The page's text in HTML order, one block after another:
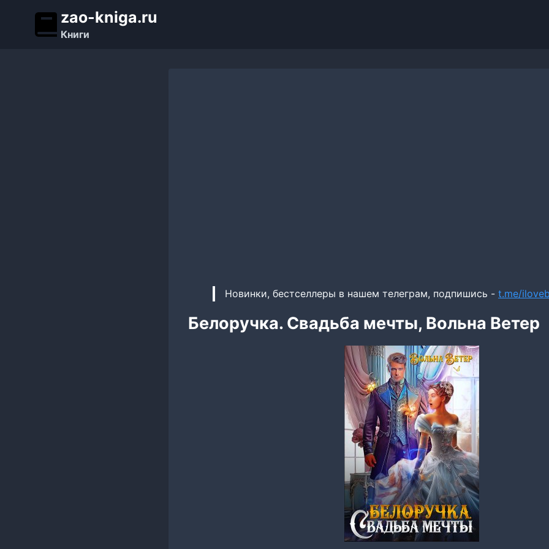
содержимому
zao-kniga.ru
Книги
Новинки, бестселлеры в нашем телеграм, подпишись - t.me/
Белоручка. Свадьба мечты, Вольна Ветер